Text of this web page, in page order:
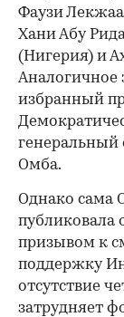
Фаузи
Хани Абу
(Нигерия) и
Аналогичное
избранный
генеральный
Омба.
Однако сама
публиковала
призывом к
поддержку
отсутствие
затрудняет